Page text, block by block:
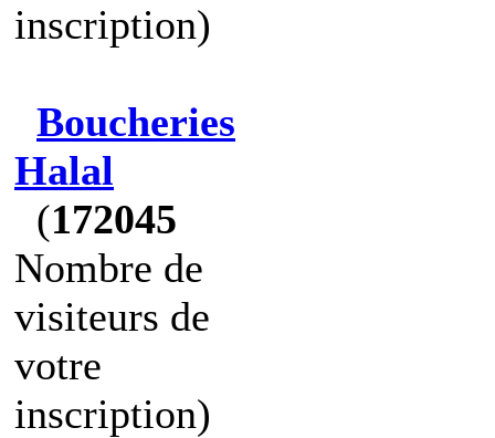
inscription)
Boucheries
Halal
(172045
Nombre de
visiteurs de
votre
inscription)